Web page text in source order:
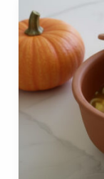
Römertopf
–
schnell
cremig